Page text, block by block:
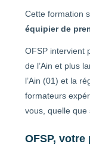
Cette formation
équipier de
OFSP intervient
de l’Ain et plus
l’Ain (01) et la
formateurs
vous, quelle que
OFSP,